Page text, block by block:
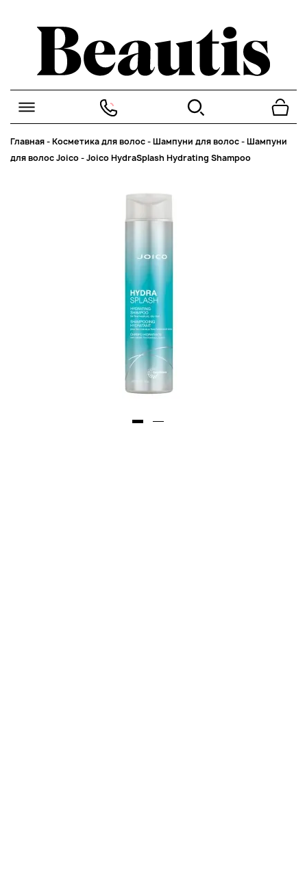
Главная-Косметика для волос-Шампуни для волос-Шампуни
для волос Joico-Joico HydraSplash Hydrating Shampoo